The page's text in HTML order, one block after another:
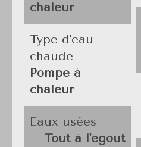
chaleur
Type d'eau
chaude
Pompe à
chaleur
Eaux usées
Tout à l'égout